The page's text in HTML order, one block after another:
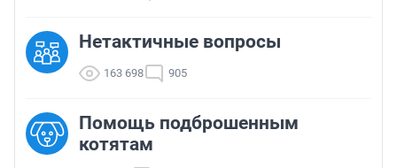
Нетактичные вопросы
163 698 905
Помощь подброшенным
котятам